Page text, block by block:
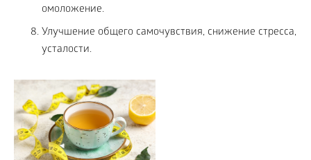
омоложение.
Улучшение общего самочувствия, снижение стресса,
усталости.